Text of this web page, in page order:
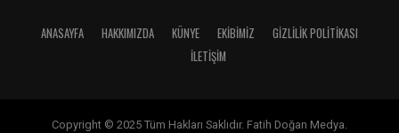
ANASAYFA HAKKIMIZDA KÜNYE EKIBIMIZ
GIZLILIK POLITIKASI
İLETIŞIM
Copyright © 2025 Tüm Hakları Saklıdır. Fatih Doğan Medya.